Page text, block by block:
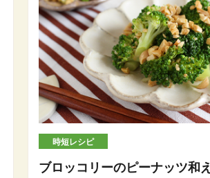
時短レシピ
ブロッコリーのピーナッツ和え